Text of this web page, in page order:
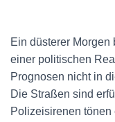
Ein düsterer
einer politischen
Prognosen nicht in
Die Straßen sind
Polizeisirenen